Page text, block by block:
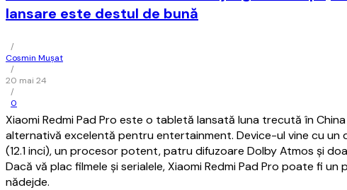
lansare este destul de bună
/
Cosmin Mușat
/
20 mai 24
/
0
Xiaomi Redmi Pad Pro este o tabletă lansată luna trecută în
alternativă excelentă pentru entertainment. Device-ul vine cu un
(12.1 inci), un procesor potent, patru difuzoare Dolby Atmos şi
Dacă vă plac filmele şi serialele, Xiaomi Redmi Pad Pro poate fi un
nădejde.